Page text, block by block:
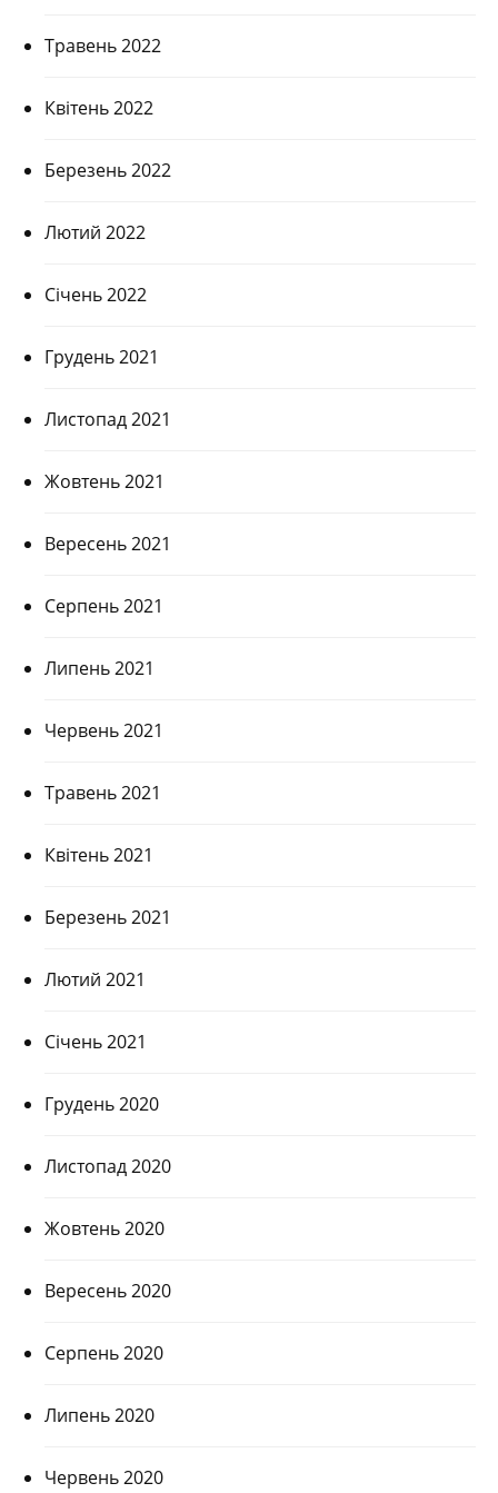
Травень 2022
Квітень 2022
Березень 2022
Лютий 2022
Січень 2022
Грудень 2021
Листопад 2021
Жовтень 2021
Вересень 2021
Серпень 2021
Липень 2021
Червень 2021
Травень 2021
Квітень 2021
Березень 2021
Лютий 2021
Січень 2021
Грудень 2020
Листопад 2020
Жовтень 2020
Вересень 2020
Серпень 2020
Липень 2020
Червень 2020